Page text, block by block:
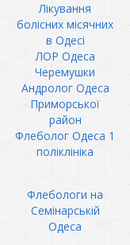
Лікування
болісних місячних
в Одесі
ЛОР Одеса
Черемушки
Андролог Одеса
Приморської
район
Флеболог Одеса 1
поліклініка
Флебологи на
Семінарській
Одеса